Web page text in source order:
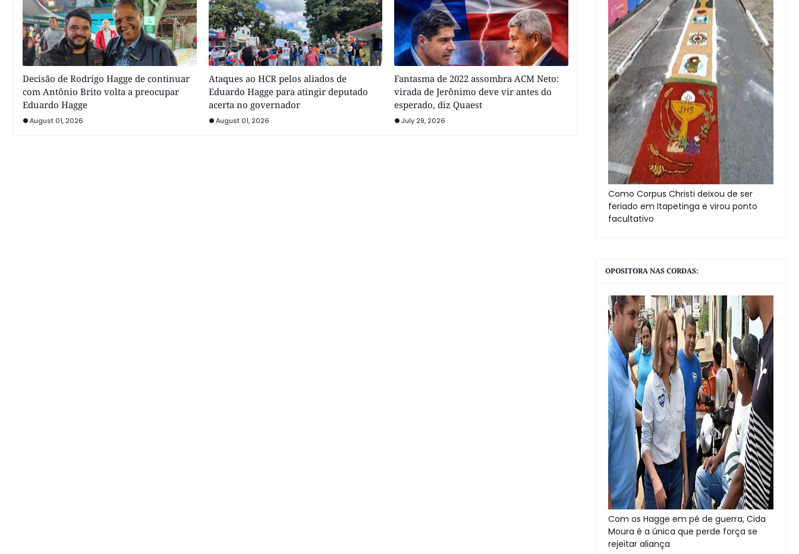
Decisão de Rodrigo Hagge de continuar
com Antônio Brito volta a preocupar
Eduardo Hagge
August 01, 2026
Ataques ao HCR pelos aliados de
Eduardo Hagge para atingir deputado
acerta no governador
August 01, 2026
Fantasma de 2022 assombra ACM Neto:
virada de Jerônimo deve vir antes do
esperado, diz Quaest
July 29, 2026
Como Corpus Christi deixou de ser
feriado em Itapetinga e virou ponto
facultativo
OPOSITORA NAS CORDAS:
Com os Hagge em pé de guerra, Cida
Moura é a única que perde força se
rejeitar aliança